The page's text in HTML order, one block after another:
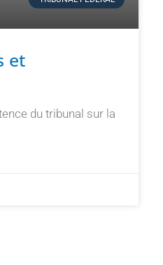
et
du tribunal sur la